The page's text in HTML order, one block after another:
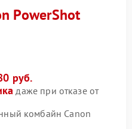
PowerShot
руб.
даже при отказе от
комбайн Canon